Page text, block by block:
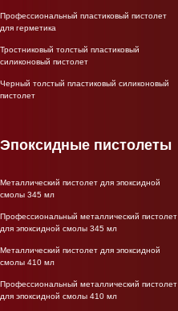
Профессиональный пластиковый пистолет
для герметика
Тростниковый толстый пластиковый
силиконовый пистолет
Черный толстый пластиковый силиконовый
пистолет
Эпоксидные пистолеты
Металлический пистолет для эпоксидной
смолы 345 мл
Профессиональный металлический пистолет
для эпоксидной смолы 345 мл
Металлический пистолет для эпоксидной
смолы 410 мл
Профессиональный металлический пистолет
для эпоксидной смолы 410 мл